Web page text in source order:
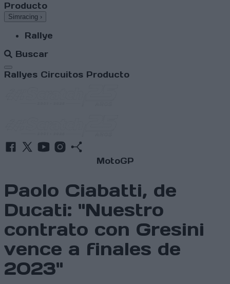
Producto
Simracing ›
Rallye
Buscar
Abrir menú
Rallyes Circuitos Producto
MotoGP
Paolo Ciabatti, de
Ducati: "Nuestro
contrato con Gresini
vence a finales de
2023"